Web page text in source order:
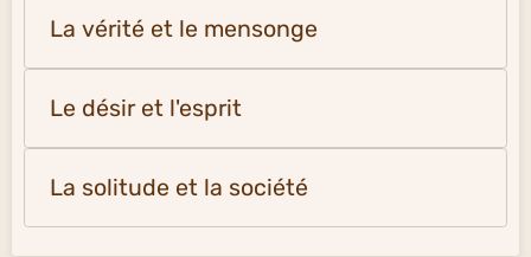
La vérité et le mensonge
Le désir et l'esprit
La solitude et la société